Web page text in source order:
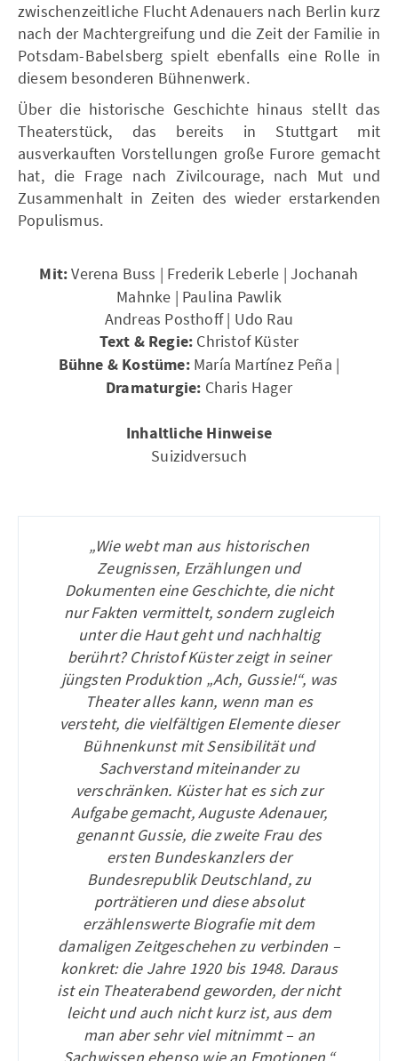
zwischenzeitliche Flucht Adenauers nach Berlin kurz
nach der Machtergreifung und die Zeit der Familie in
Potsdam-Babelsberg spielt ebenfalls eine Rolle in
diesem besonderen Bühnenwerk.
Über die historische Geschichte hinaus stellt das
Theaterstück, das bereits in Stuttgart mit
ausverkauften Vorstellungen große Furore gemacht
hat, die Frage nach Zivilcourage, nach Mut und
Zusammenhalt in Zeiten des wieder erstarkenden
Populismus.
Mit:Verena Buss | Frederik Leberle | Jochanah
Mahnke | Paulina Pawlik
Andreas Posthoff | Udo Rau
Text & Regie: Christof Küster
Bühne & Kostüme:María Martínez Peña |
Dramaturgie: Charis Hager
Inhaltliche Hinweise
Suizidversuch
„Wie webt man aus historischen
Zeugnissen, Erzählungen und
Dokumenten eine Geschichte, die nicht
nur Fakten vermittelt, sondern zugleich
unter die Haut geht und nachhaltig
berührt? Christof Küster zeigt in seiner
jüngsten Produktion „Ach, Gussie!“, was
Theater alles kann, wenn man es
versteht, die vielfältigen Elemente dieser
Bühnenkunst mit Sensibilität und
Sachverstand miteinander zu
verschränken. Küster hat es sich zur
Aufgabe gemacht, Auguste Adenauer,
genannt Gussie, die zweite Frau des
ersten Bundeskanzlers der
Bundesrepublik Deutschland, zu
porträtieren und diese absolut
erzählenswerte Biografie mit dem
damaligen Zeitgeschehen zu verbinden –
konkret: die Jahre 1920 bis 1948. Daraus
ist ein Theaterabend geworden, der nicht
leicht und auch nicht kurz ist, aus dem
man aber sehr viel mitnimmt – an